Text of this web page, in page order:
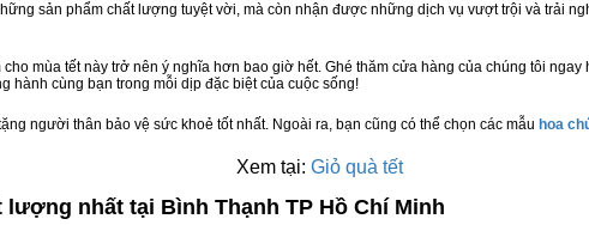
sản phẩm chất lượng tuyệt vời, mà còn nhận được những dịch vụ vượt trội và trải
cho mùa tết này trở nên ý nghĩa hơn bao giờ hết. Ghé thăm cửa hàng của chúng tôi
hành cùng bạn trong mỗi dịp đặc biệt của cuộc sống!
người thân bảo vệ sức khoẻ tốt nhất. Ngoài ra, bạn cũng có thể chọn các mẫu hoa
Xem tại: Giỏ quà tết
nhất tại Bình Thạnh TP Hồ Chí Minh